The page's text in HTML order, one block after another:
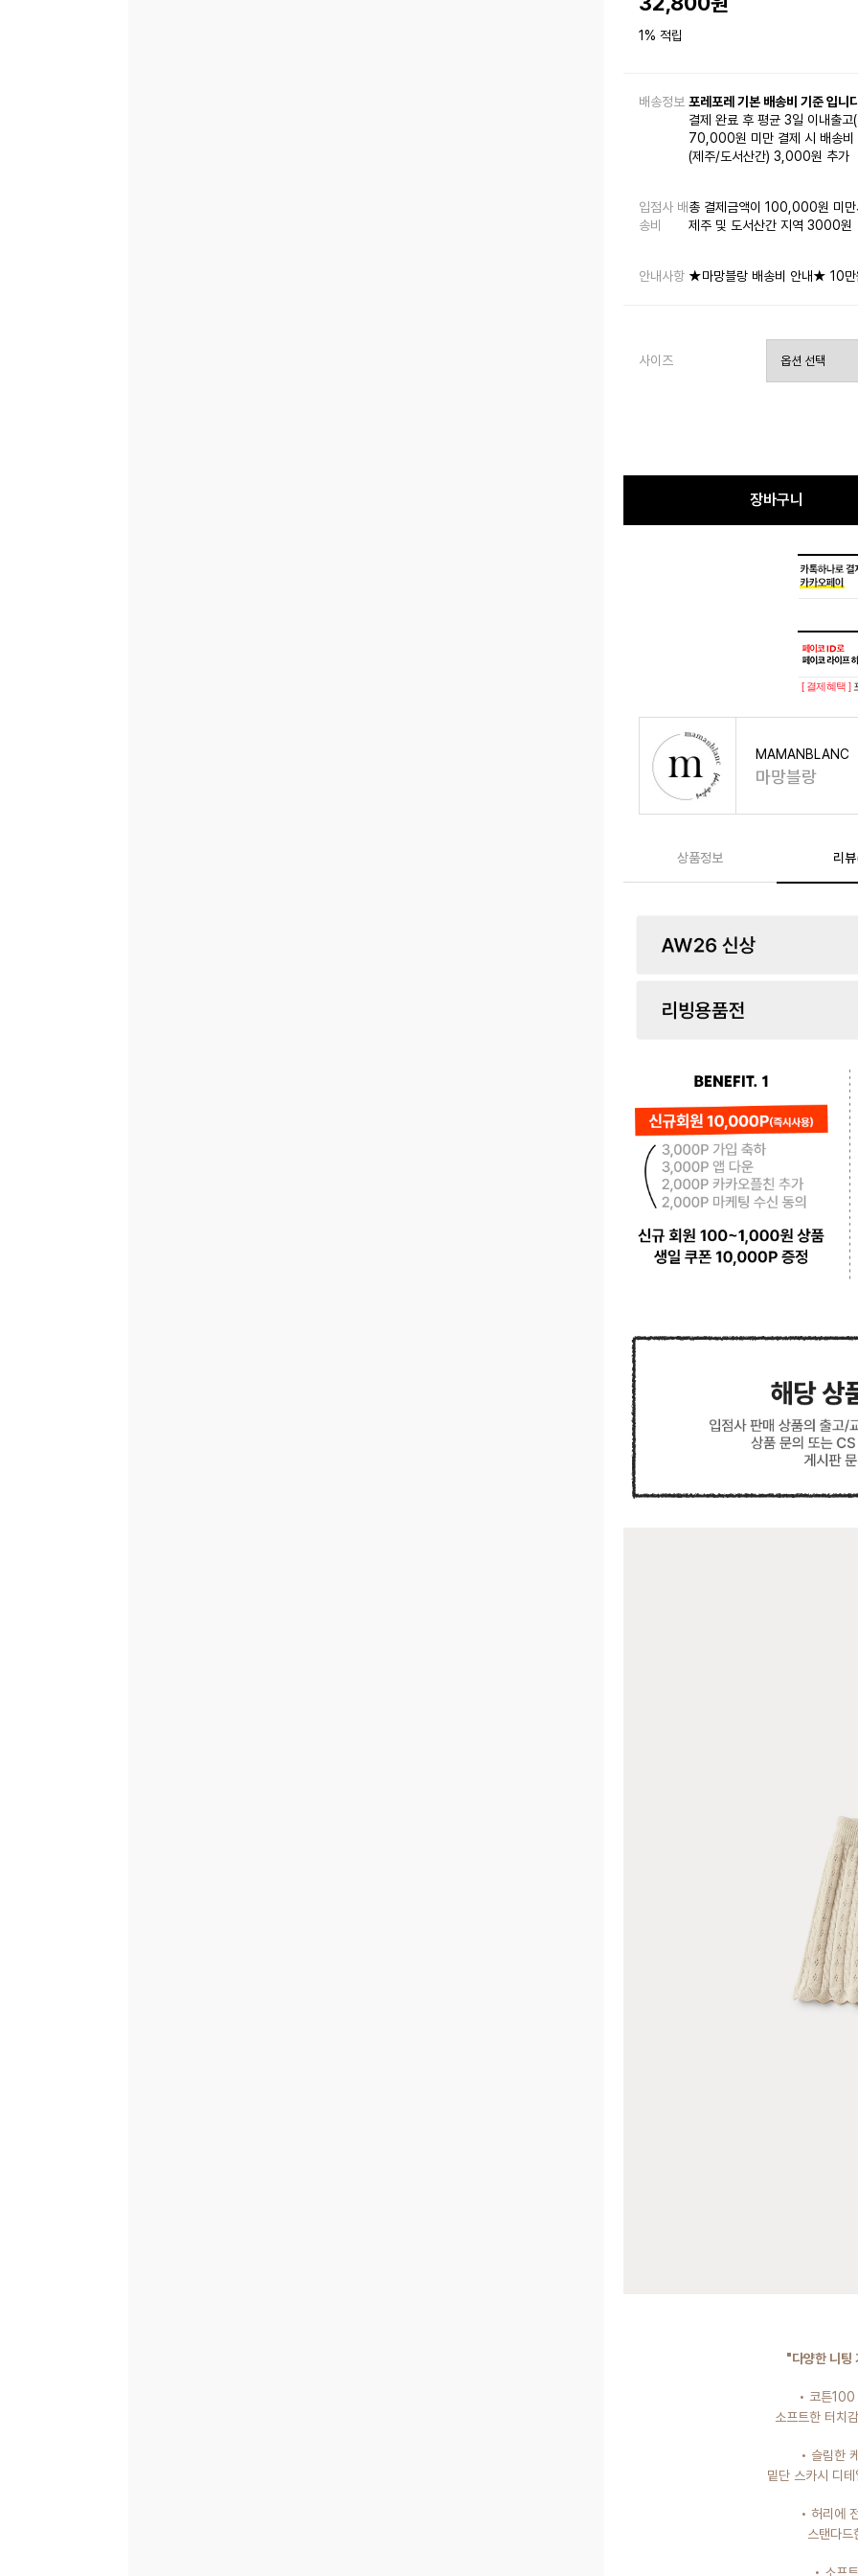
1% 적립
배송정보 포레포레 기본 배송비 기준 입니
결제 완료 후 평균 3일 이내출고
70,000원 미만 결제 시 배송
(제주/도서산간) 3,000원 추가
입점사 배
송비
총 결제금액이 100,000원 미
제주 및 도서산간 지역 3000원
안내사항 ★마망블랑 배송비 안내★ 10
사이즈
장바구니
페이코 ID
[ 결제혜택 ]
MAMANBLANC
마망블랑
상품정보 리
"다양한 니팅
• 코튼100
소프트한 터치
• 슬림한
밑단 스카시 디
• 허리에
스탠다드
• 소프